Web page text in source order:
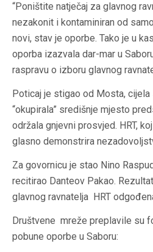
“Poništite natječaj za glavnog
nezakonit i kontaminiran od
novi, stav je oporbe. Tako je u
oporba izazvala dar-mar u
raspravu o izboru glavnog
Poticaj je stigao od Mosta,
“okupirala” središnje mjesto
održala gnjevni prosvjed. HRT,
glasno demonstrira
Za govornicu je stao Nino
recitirao Danteov Pakao.
glavnog ravnatelja HRT
Društvene mreže preplavile su
pobune oporbe u Saboru: